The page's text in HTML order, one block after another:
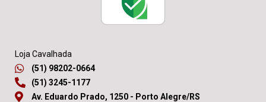
Loja Cavalhada
(51) 98202-0664
(51) 3245-1177
Av. Eduardo Prado, 1250 - Porto Alegre/RS